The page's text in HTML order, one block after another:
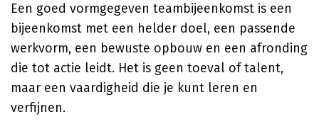
Een goed vormgegeven teambijeenkomst is een
bijeenkomst met een helder doel, een passende
werkvorm, een bewuste opbouw en een afronding
die tot actie leidt. Het is geen toeval of talent,
maar een vaardigheid die je kunt leren en
verfijnen.